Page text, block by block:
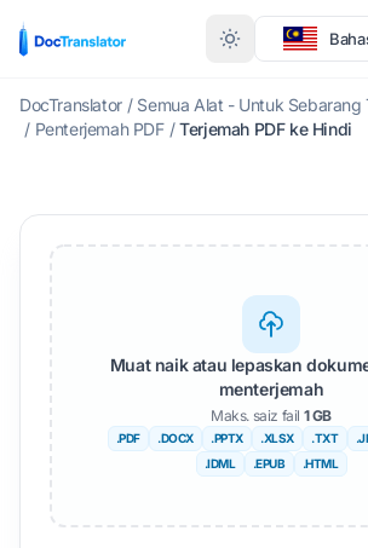
DocTranslator / Semua Alat - Untuk Sebarang
/ Penterjemah PDF / Terjemah PDF ke Hindi
Muat naik atau lepaskan
menterjemah
Maks. saiz fail 1 GB
.PDF .DOCX .PPTX .XLSX .TXT
.IDML
.EPUB .HTML